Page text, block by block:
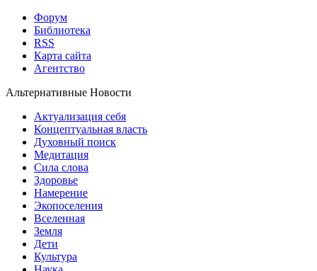
Форум
Библиотека
RSS
Карта сайта
Агентство
Альтернативные Новости
Актуализация себя
Концептуальная власть
Духовный поиск
Медитация
Сила слова
Здоровье
Намерение
Экопоселения
Вселенная
Земля
Дети
Культура